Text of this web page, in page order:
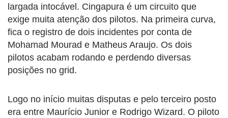
largada intocável. Cingapura é um circuito que
exige muita atenção dos pilotos. Na primeira curva,
fica o registro de dois incidentes por conta de
Mohamad Mourad e Matheus Araujo. Os dois
pilotos acabam rodando e perdendo diversas
posições no grid.
Logo no início muitas disputas e pelo terceiro posto
era entre Maurício Junior e Rodrigo Wizard. O piloto